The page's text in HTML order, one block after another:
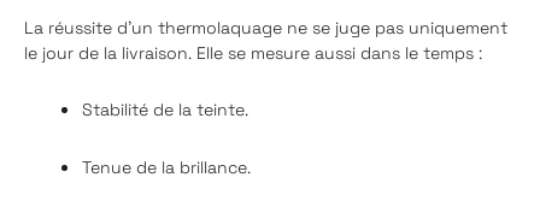
La réussite d’un thermolaquage ne se juge pas uniquement
le jour de la livraison. Elle se mesure aussi dans le temps :
Stabilité de la teinte.
Tenue de la brillance.